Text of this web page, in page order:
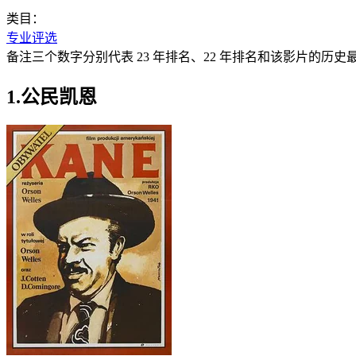
类目：
专业评选
备注三个数字分别代表 23 年排名、22 年排名和该影片的历史
1.公民凯恩